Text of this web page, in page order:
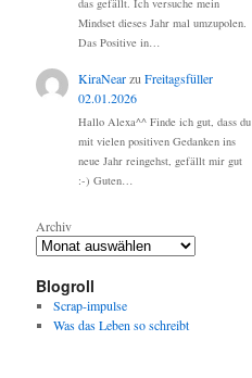
das gefällt. Ich versuche mein
Mindset dieses Jahr mal umzupolen.
Das Positive in…
KiraNearzu Freitagsfüller
02.01.2026
Hallo Alexa^^ Finde ich gut, dass du
mit vielen positiven Gedanken ins
neue Jahr reingehst, gefällt mir gut
:-) Guten…
Archiv
Blogroll
Scrap-impulse
Was das Leben so schreibt